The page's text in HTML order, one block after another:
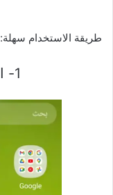
طريقة الاستخدام سهلة:
1- انتقل إلى “الضبط”.